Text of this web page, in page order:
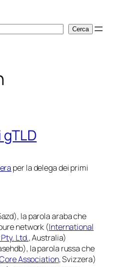
Cerca
per la delega dei primi
network (International
Ltd., Australia)
la parola russa che
Association, Svizzera)